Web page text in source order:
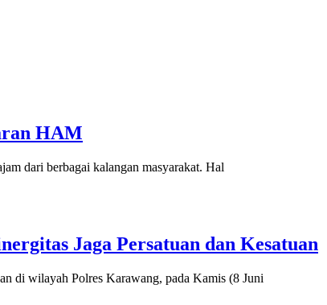
HAM
dari berbagai kalangan masyarakat. Hal
Jaga Persatuan dan Kesatuan
di wilayah Polres Karawang, pada Kamis (8 Juni